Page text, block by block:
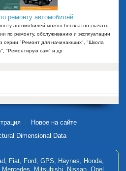
ремонту автомобилей
автомобилей можно бесплатно скачать
по ремонту, обслуживанию и эксплуатации
серии "Ремонт для начинающих", "Школа
"Ремонтирую сам" и др
Новое на сайте
Dimensional Data
Fiat Ford GPS Haynes Honda
Mercedes Mitsubishi Nissan Opel